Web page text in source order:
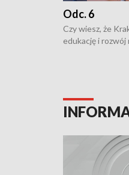
Odc. 6
Czy wiesz, że
edukację i rozwój